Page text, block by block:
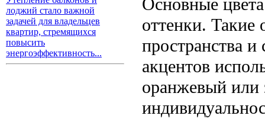
лоджий стало важной
задачей для владельцев
квартир, стремящихся
повысить
энергоэффективность...
Основные
оттенки.
пространства
акцентов
оранжевый или